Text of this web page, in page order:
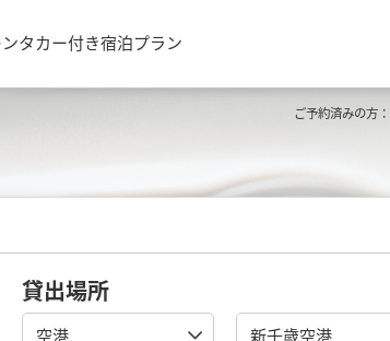
タカー付き宿泊プラン
ご予約済みの方：
貸出場所